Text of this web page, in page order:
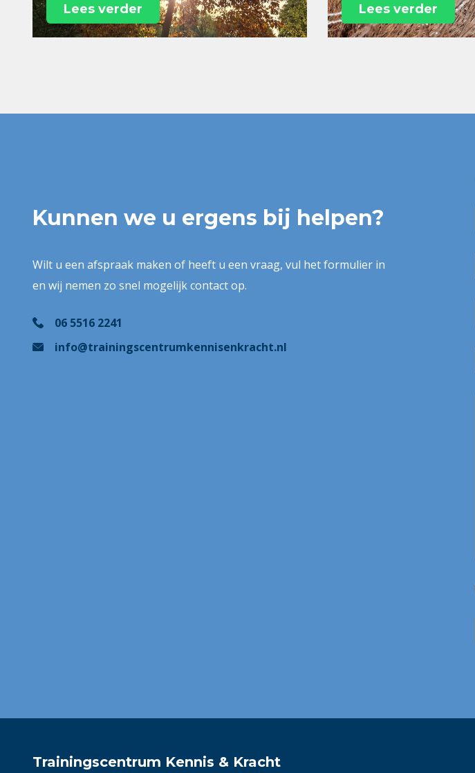
Lees verder Lees verder
Kunnen we u ergens bij helpen?
Wilt u een afspraak maken of heeft u een vraag, vul het formulier in
en wij nemen zo snel mogelijk contact op.
06 5516 2241
info@trainingscentrumkennisenkracht.nl
Trainingscentrum Kennis & Kracht